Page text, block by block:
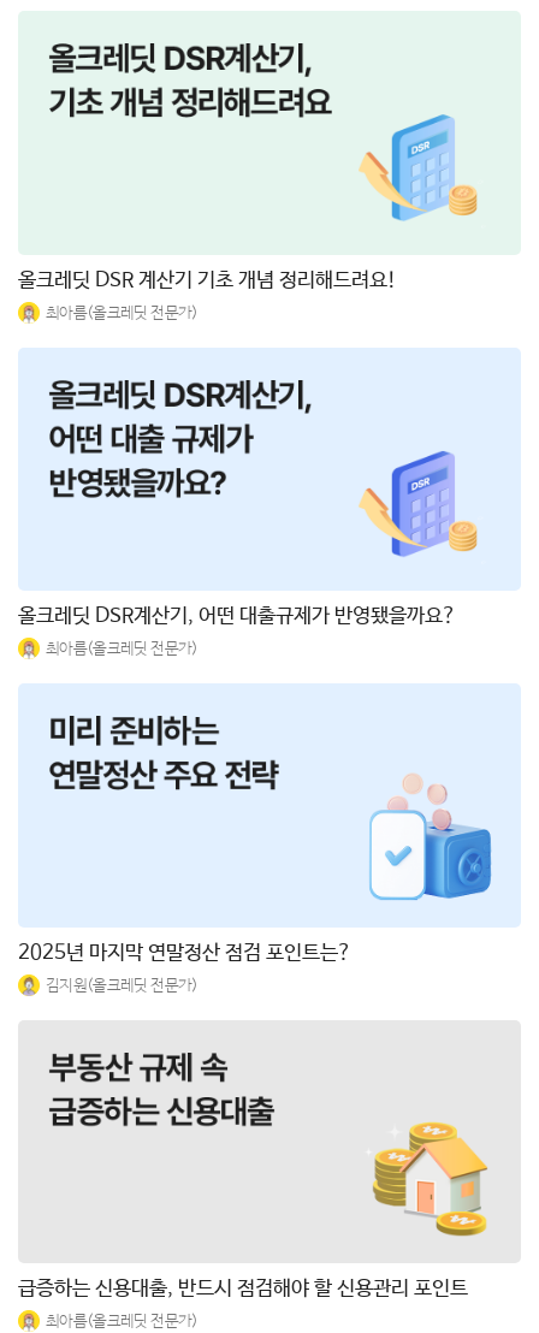
올크레딧 DSR 계산기 기초 개념 정리해드려요!
최아름(올크레딧 전문가)
올크레딧 DSR계산기, 어떤 대출규제가 반영됐을까요?
최아름(올크레딧 전문가)
2025년 마지막 연말정산 점검 포인트는?
김지원(올크레딧 전문가)
급증하는 신용대출, 반드시 점검해야 할 신용관리 포인트
최아름(올크레딧 전문가)